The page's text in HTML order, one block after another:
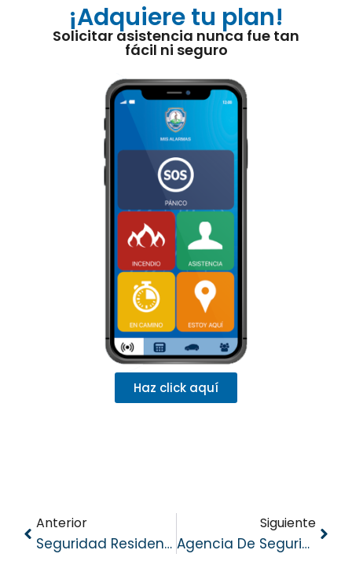
¡Adquiere tu plan!
Solicitar asistencia nunca fue tan
fácil ni seguro
Haz click aquí
Anterior
Seguridad Residencial En Panamá: Beneficios De Proteger Tu Hogar
Siguiente
Agencia De Seguridad Urracá Y Baker Tilly Llevan La Conversación De Seguridad Empresarial Al Interior Del País